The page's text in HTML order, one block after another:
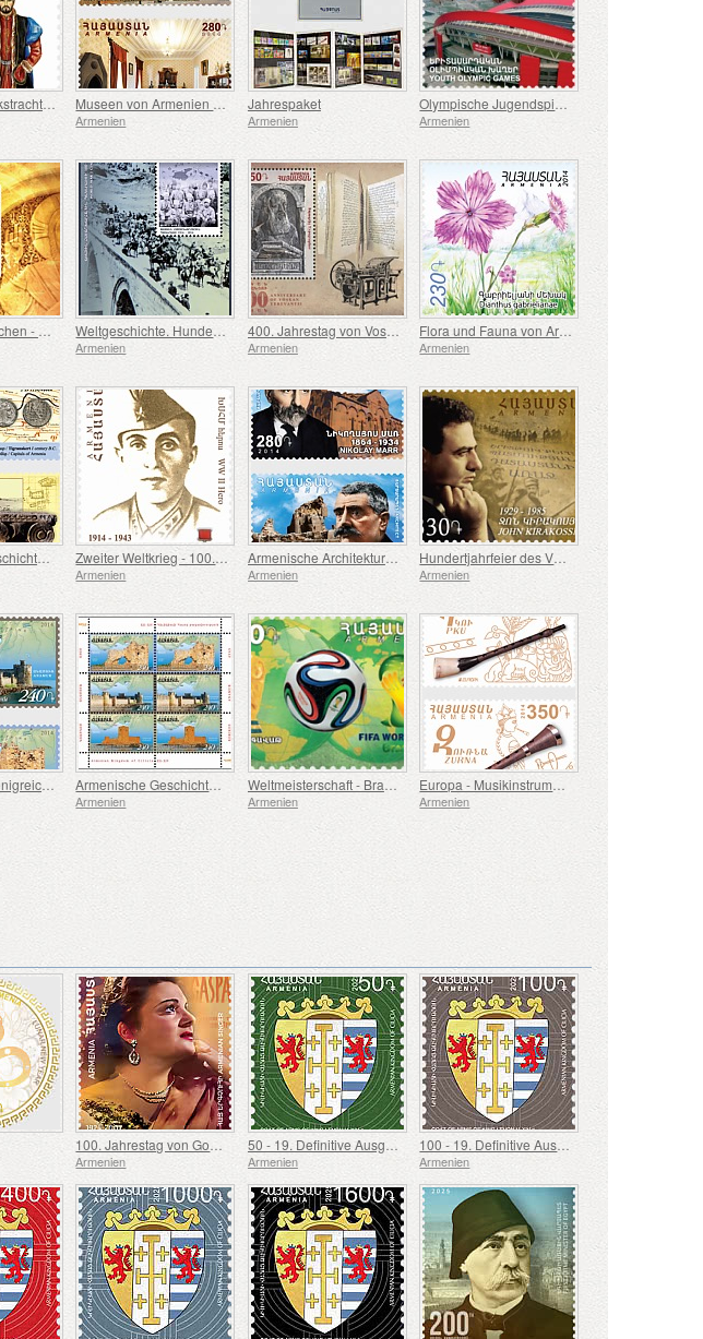
Armenische Volkstrachten - Yerevan und Gyumri Museen von Armenien - Dzitoghtsyan Haus - Museum in Gyumri
Armenien
Jahrespaket
Armenien
Olympische Jugendspiele - Nanjing
Armenien
Neugebaute Kirchen - Heilige Verklärungskathedrale, Moskau Weltgeschichte. Hundertjahrfeier des Ersten Weltkrieges
Armenien
400. Jahrestag von Voskan Yerevantsi
Armenien
Flora und Fauna von Armenien
Armenien
Armenische Geschichte - Historische Hauptstädte Armeniens - Dvin & Tigranakert Zweiter Weltkrieg - 100. Jahrestag des Zweiten Weltkriegs Held Hounan Avetissian
Armenien
Armenische Architektur - 100. Jahrestag von Toros Toramanian, Nikolay Marr
Armenien
Hundertjahrfeier des Völkermords an den Armeniern - John Kirakossian
Armenien
Armenisches Königreich Kilikien Armenische Geschichte - Armenisches Königreich Kilikien
Armenien
Weltmeisterschaft - Brasilien
Armenien
Europa - Musikinstrumente
Armenien
100. Jahrestag von Gohar Gasparyan
Armenien
50 - 19. Definitive Ausgabe, Armenische Wappen
Armenien
100 - 19. Definitive Ausgabe, Armenische Wappen
Armenien